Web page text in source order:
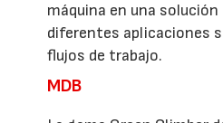
máquina en una solución
diferentes aplicaciones
flujos de trabajo.
MDB